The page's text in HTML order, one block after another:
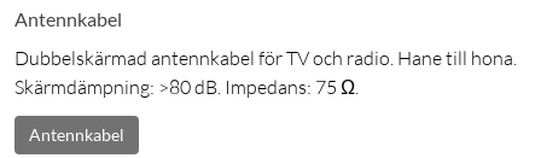
Antennkabel
Dubbelskärmad antennkabel för TV och radio. Hane till hona.
Skärmdämpning: >80 dB. Impedans: 75 Ω.
Antennkabel